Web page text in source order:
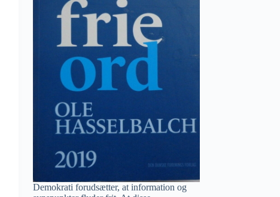
Demokrati forudsætter, at information og